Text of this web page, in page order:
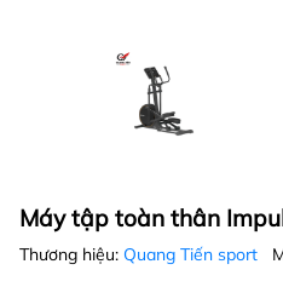
Máy tập toàn thân
Thương hiệu: Quang Tiến sport